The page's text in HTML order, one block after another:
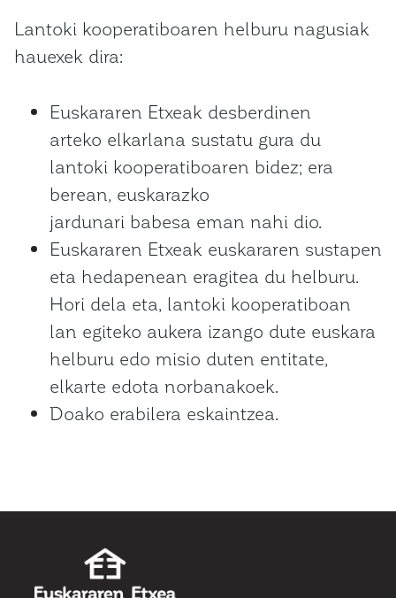
Lantoki kooperatiboaren helburu nagusiak
hauexek dira:
Euskararen Etxeak desberdinen
arteko elkarlana sustatu gura du
lantoki kooperatiboaren bidez; era
berean, euskarazko
jardunari babesa eman nahi dio.
Euskararen Etxeak euskararen sustapen
eta hedapenean eragitea du helburu.
Hori dela eta, lantoki kooperatiboan
lan egiteko aukera izango dute euskara
helburu edo misio duten entitate,
elkarte edota norbanakoek.
Doako erabilera eskaintzea.